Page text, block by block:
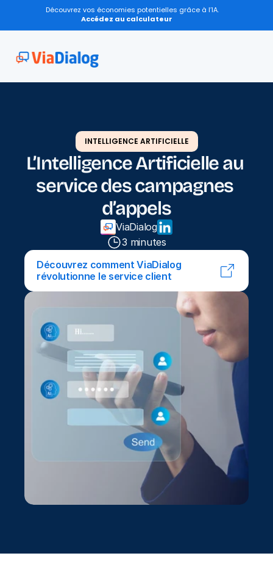
Découvrez vos économies potentielles grâce à l’IA.
Accédez au calculateur
INTELLIGENCE ARTIFICIELLE
L’Intelligence Artificielle au
service des campagnes
d’appels
ViaDialog
3 minutes
Découvrez comment ViaDialog
révolutionne le service client